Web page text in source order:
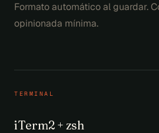
Formato automático al guardar.
opinionada mínima.
TERMINAL
iTerm2 + zsh